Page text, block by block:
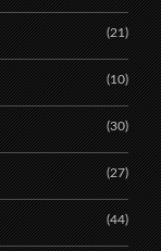
(21)
(10)
(30)
(27)
(44)